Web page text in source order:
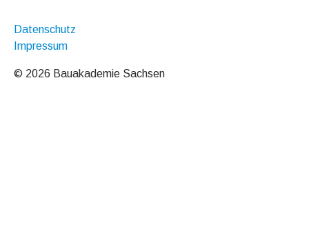
Datenschutz
Impressum
© 2026 Bauakademie Sachsen